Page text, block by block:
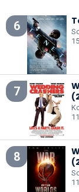
6
7
8